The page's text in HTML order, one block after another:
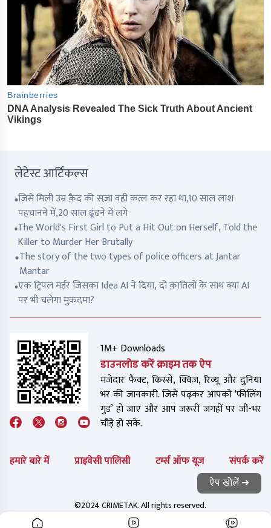
लेटेस्ट आर्टिकल्स
जिसे मिली उम्र क़ैद की सज़ा वही क़त्ल कर रहा था,10 साल लाश
पहचानने में,20 साल ढूंढने में लगे
The World's First Girl to Put a Hit Out on Herself, Told the
Killer to Murder Her Brutally
The story of the two types of police officers at Jantar
Mantar
एक ट्रिपल मर्डर जिसका Idea AI ने दिया, दो क़ातिलों के साथ क्या AI
पर भी चलेगा मुक़दमा?
1M+ Downloads
डाउनलोड करें क्राइम तक ऐप
मजेदार फैक्ट, किस्से, क्विज़, रिव्यू और दुनिया
भर की जानकारी. जिसे पढ़कर आपको ‘फीलिंग
गुड’ हो जाए और आप जरूरी जगहों पर जी-भर
चौड़े हो सकें.
हमारे बारे में प्राइवेसी पालिसी टर्म्स ऑफ यूज संपर्क करें
©2024 CRIMETAK. All rights reserved.
ऐप खोलें ➜